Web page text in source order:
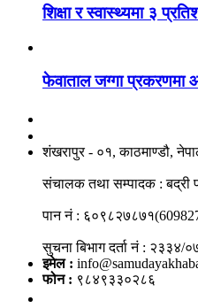
शिक्षा र स्वास्थ्यमा ३
फेवाताल जग्गा
शंखरापुर - ०१, काठमाण्डौ,
संचालक तथा सम्पादक : बद्री
पान नं :
सुचना बिभाग दर्ता नं : २३३४/
इमेल :
फोन : ९८४९३३०२८६